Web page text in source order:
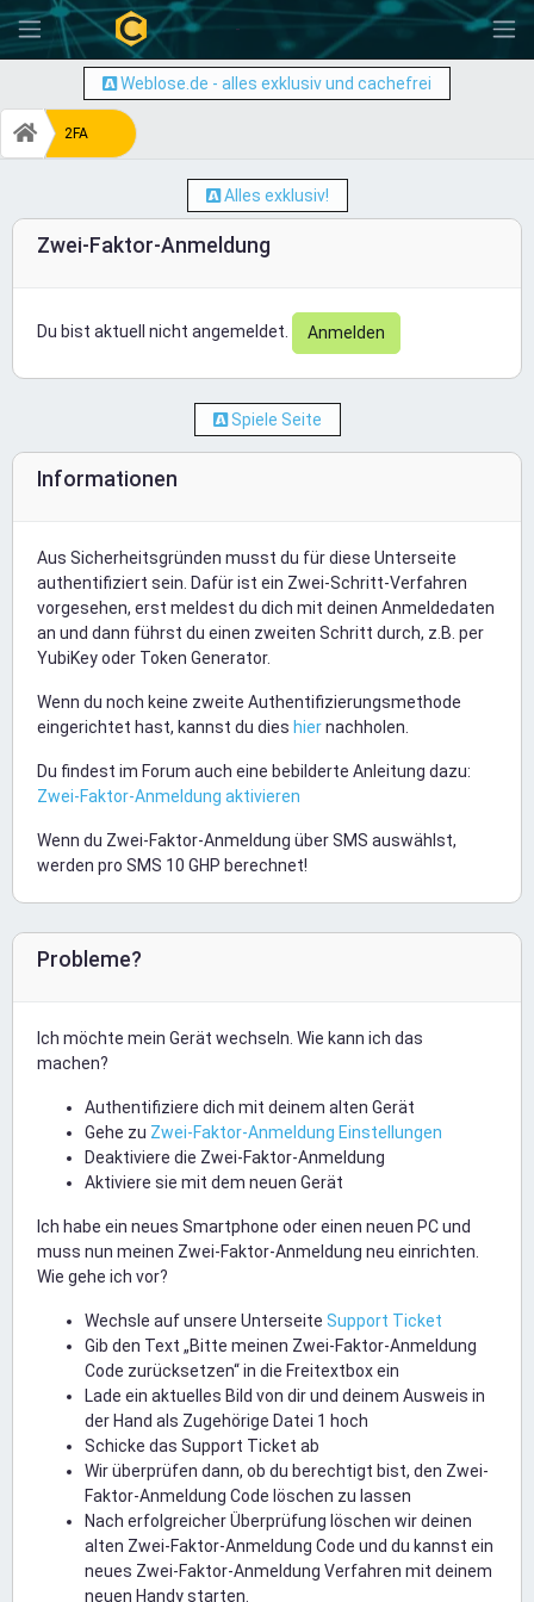
-
Weblose.de - alles exklusiv und cachefrei
2FA
Alles exklusiv!
Zwei-Faktor-Anmeldung
Du bist aktuell nicht angemeldet. Anmelden
Spiele Seite
Informationen
Aus Sicherheitsgründen musst du für diese Unterseite
authentifiziert sein. Dafür ist ein Zwei-Schritt-Verfahren
vorgesehen, erst meldest du dich mit deinen Anmeldedaten
an und dann führst du einen zweiten Schritt durch, z.B. per
YubiKey oder Token Generator.
Wenn du noch keine zweite Authentifizierungsmethode
eingerichtet hast, kannst du dies hiernachholen.
Du findest im Forum auch eine bebilderte Anleitung dazu:
Zwei-Faktor-Anmeldung aktivieren
Wenn du Zwei-Faktor-Anmeldung über SMS auswählst,
werden pro SMS 10 GHP berechnet!
Probleme?
Ich möchte mein Gerät wechseln. Wie kann ich das
machen?
Authentifiziere dich mit deinem alten Gerät
Gehe zu Zwei-Faktor-Anmeldung Einstellungen
Deaktiviere die Zwei-Faktor-Anmeldung
Aktiviere sie mit dem neuen Gerät
Ich habe ein neues Smartphone oder einen neuen PC und
muss nun meinen Zwei-Faktor-Anmeldung neu einrichten.
Wie gehe ich vor?
Wechsle auf unsere Unterseite Support Ticket
Gib den Text „Bitte meinen Zwei-Faktor-Anmeldung
Code zurücksetzen“ in die Freitextbox ein
Lade ein aktuelles Bild von dir und deinem Ausweis in
der Hand als Zugehörige Datei 1 hoch
Schicke das Support Ticket ab
Wir überprüfen dann, ob du berechtigt bist, den Zwei-
Faktor-Anmeldung Code löschen zu lassen
Nach erfolgreicher Überprüfung löschen wir deinen
alten Zwei-Faktor-Anmeldung Code und du kannst ein
neues Zwei-Faktor-Anmeldung Verfahren mit deinem
neuen Handy starten.